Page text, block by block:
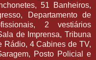
51 Banheiros,
Departamento de
2 vestiários
de Imprensa, Tribuna
Rádio, 4 Cabines de TV,
Posto Policial e